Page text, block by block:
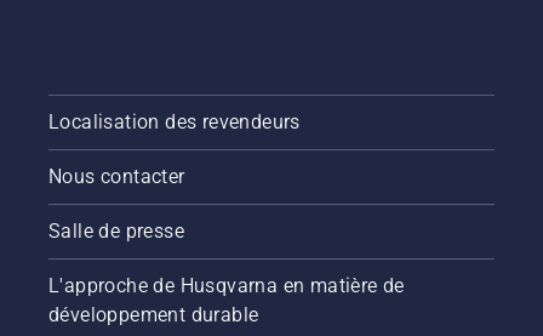
Localisation des revendeurs
Nous contacter
Salle de presse
L'approche de Husqvarna en matière de
développement durable